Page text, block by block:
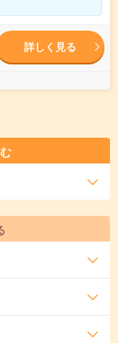
詳しく見る